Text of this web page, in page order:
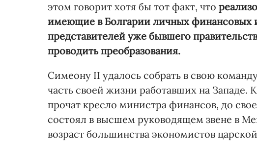
этом говорит хотя бы тот факт, что
имеющие в Болгарии личных финансовых
представителей уже бывшего
проводить преобразования.
Симеону II удалось собрать в свою
часть своей жизни работавших на
прочат кресло министра финансов, до
состоял в высшем руководящем звене в
возраст большинства экономистов